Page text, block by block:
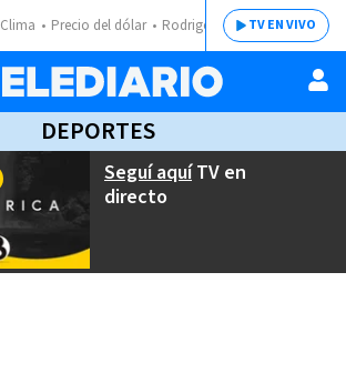
Clima Precio del dólar Rodrigo ChavesTV EN VIVO
DEPORTES
Seguí aquíTV en
directo